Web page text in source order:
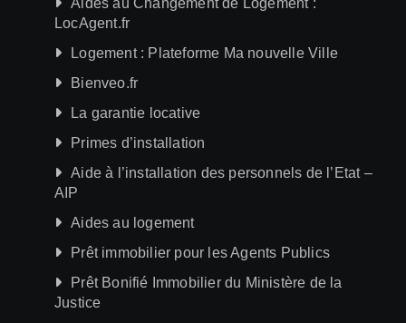
LocAgent.fr
Logement : Plateforme Ma nouvelle Ville
Bienveo.fr
La garantie locative
Primes d’installation
Aide à l’installation des personnels de l’Etat –
AIP
Aides au logement
Prêt immobilier pour les Agents Publics
Prêt Bonifié Immobilier du Ministère de la
Justice